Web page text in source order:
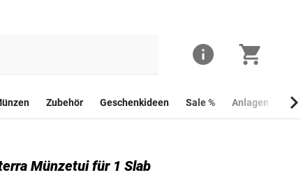
Zubehör Geschenkideen Sale % Anlagemünzen
Münzetui für 1 Slab